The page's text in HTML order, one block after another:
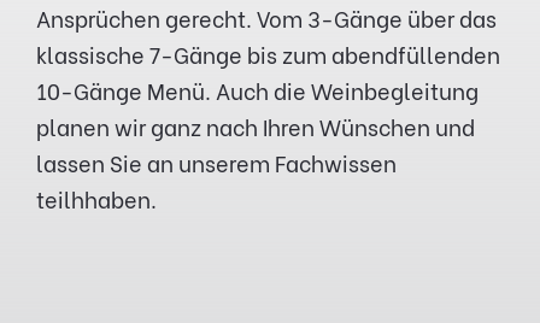
Ansprüchen gerecht. Vom 3-Gänge über das
klassische 7-Gänge bis zum abendfüllenden
10-Gänge Menü. Auch die Weinbegleitung
planen wir ganz nach Ihren Wünschen und
lassen Sie an unserem Fachwissen
teilhhaben.